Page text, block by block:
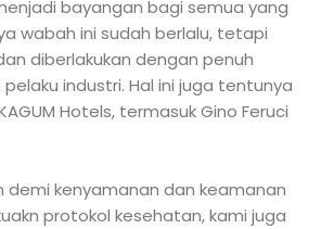
bayangan bagi semua yang
wabah ini sudah berlalu, tetapi
diberlakukan dengan penuh
industri. Hal ini juga tentunya
Hotels, termasuk Gino Feruci
demi kenyamanan dan keamanan
protokol kesehatan, kami juga